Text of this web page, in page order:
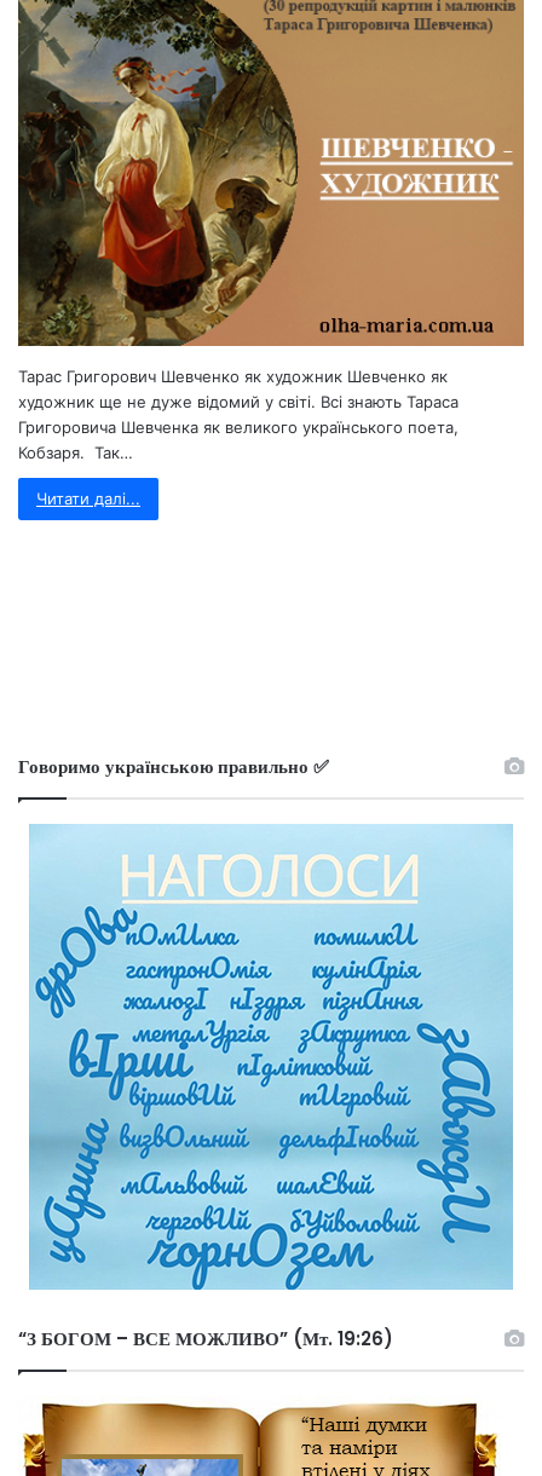
Тарас Григорович Шевченко як художник Шевченко як
художник ще не дуже відомий у світі. Всі знають Тараса
Григоровича Шевченка як великого українського поета,
Кобзаря. Так…
Читати далі...
Говоримо українською правильно ✅
“З БОГОМ – ВСЕ МОЖЛИВО” (Мт. 19:26)